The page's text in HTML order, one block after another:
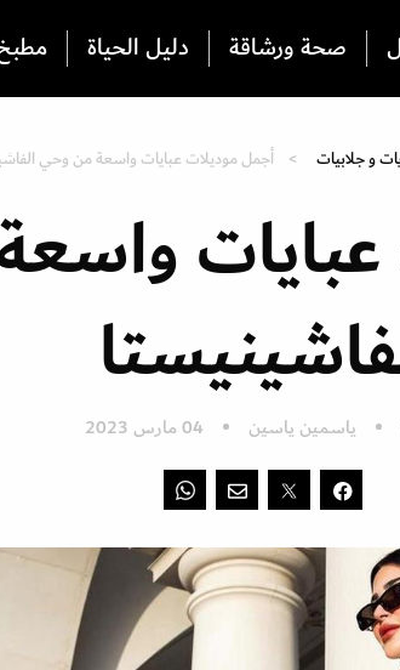
صحة ورشاقة دليل الحياة
و جلابيات أجمل موديلات عبايات واسعة من وحي
ياسمين ياسين 04 مارس 2023